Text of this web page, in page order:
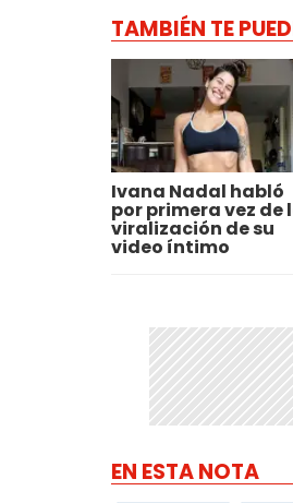
TAMBIÉN TE
Ivana Nadal habló
por primera vez de
viralización de su
video íntimo
EN ESTA NOTA